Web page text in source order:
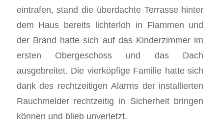
eintrafen, stand die überdachte Terrasse hinter
dem Haus bereits lichterloh in Flammen und
der Brand hatte sich auf das Kinderzimmer im
ersten Obergeschoss und das Dach
ausgebreitet. Die vierköpfige Familie hatte sich
dank des rechtzeitigen Alarms der installierten
Rauchmelder rechtzeitig in Sicherheit bringen
können und blieb unverletzt.